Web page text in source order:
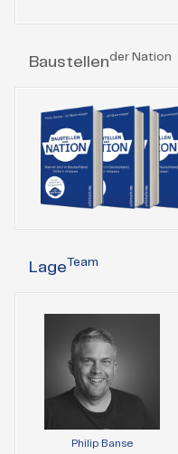
Baustellender Nation
Lage Team
Philip Banse